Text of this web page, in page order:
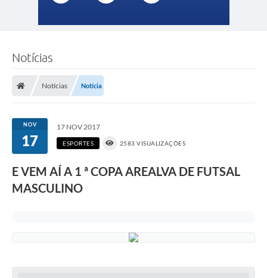
Notícias
Notícias Notícia
NOV
17
17 NOV 2017
ESPORTES 2583 VISUALIZAÇÕES
E VEM AÍ A 1 ª COPA AREALVA DE FUTSAL
MASCULINO